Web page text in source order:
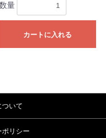
量
カートに入れる
ついて
ポリシー